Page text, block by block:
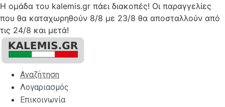
Η ομάδα του kalemis.gr πάει διακοπές! Οι παραγγελίες
που θα καταχωρηθούν 8/8 με 23/8 θα αποσταλλούν από
τις 24/8 και μετά!
Skip
content
Αναζήτηση
Λογαριασμός
Επικοινωνία